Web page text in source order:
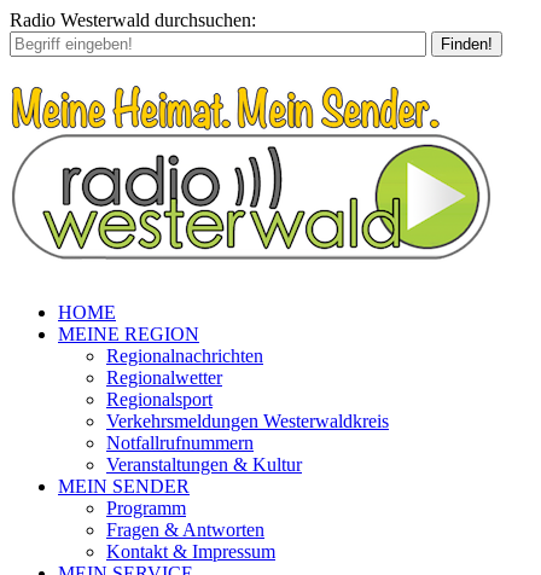
Radio Westerwald durchsuchen:
Finden!
HOME
MEINE REGION
Regionalnachrichten
Regionalwetter
Regionalsport
Verkehrsmeldungen Westerwaldkreis
Notfallrufnummern
Veranstaltungen & Kultur
MEIN SENDER
Programm
Fragen & Antworten
Kontakt & Impressum